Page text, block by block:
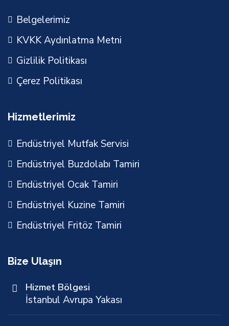
Belgelerimiz
KVKK Aydınlatma Metni
Gizlilik Politikası
Çerez Politikası
Hizmetlerimiz
Endüstriyel Mutfak Servisi
Endüstriyel Buzdolabı Tamiri
Endüstriyel Ocak Tamiri
Endüstriyel Kuzine Tamiri
Endüstriyel Fritöz Tamiri
Bize Ulaşın
Hizmet Bölgesi
İstanbul Avrupa Yakası